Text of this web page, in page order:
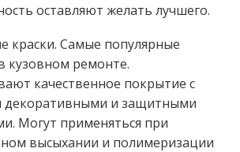
оставляют желать лучшего.
краски. Самые популярные
кузовном ремонте.
качественное покрытие с
декоративными и защитными
Могут применяться при
высыхании и полимеризации